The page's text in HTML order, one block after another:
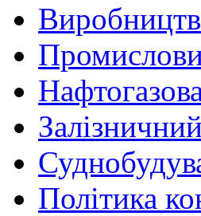
Політика